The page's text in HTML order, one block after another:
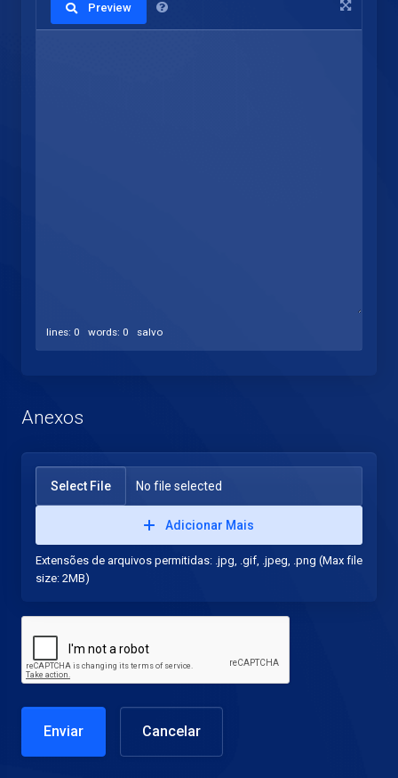
Preview
lines: 0 words: 0 salvo
Anexos
Select File No file selected
Adicionar Mais
Extensões de arquivos permitidas: .jpg, .gif, .jpeg, .png (Max file
size: 2MB)
Cancelar